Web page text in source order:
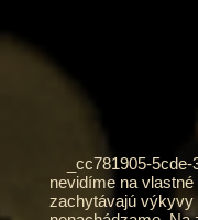
_cc781905-5cde-
nevidíme na
zachytávajú výkyvy